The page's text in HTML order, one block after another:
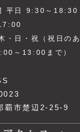
平日 9:30～18:30
・日・祝（祝日の
～13:00まで）
覇市楚辺2-25-9